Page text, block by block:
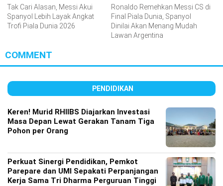
Tak Cari Alasan, Messi Akui
Spanyol Lebih Layak Angkat
Trofi Piala Dunia 2026
Ronaldo Remehkan Messi CS di
Final Piala Dunia, Spanyol
Dinilai Akan Menang Mudah
Lawan Argentina
COMMENT
PENDIDIKAN
Keren! Murid RHIIBS Diajarkan Investasi
Masa Depan Lewat Gerakan Tanam Tiga
Pohon per Orang
Perkuat Sinergi Pendidikan, Pemkot
Parepare dan UMI Sepakati Perpanjangan
Kerja Sama Tri Dharma Perguruan Tinggi